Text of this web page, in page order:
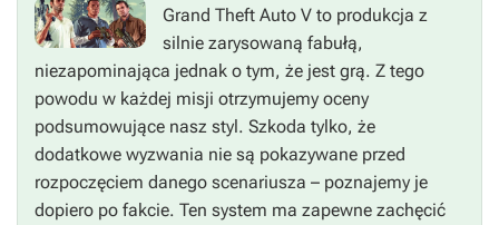
Grand Theft Auto V to produkcja z
silnie zarysowaną fabułą,
niezapominająca jednak o tym, że jest grą. Z tego
powodu w każdej misji otrzymujemy oceny
podsumowujące nasz styl. Szkoda tylko, że
dodatkowe wyzwania nie są pokazywane przed
rozpoczęciem danego scenariusza – poznajemy je
dopiero po fakcie. Ten system ma zapewne zachęcić